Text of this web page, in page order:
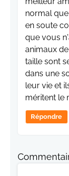
normal
en soute
que vous
animaux
taille sont
dans une
leur vie et
méritent le
Répondre